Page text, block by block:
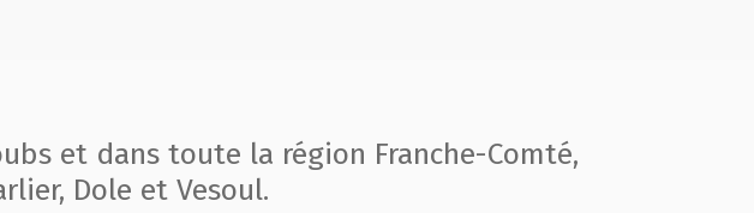
et dans toute la région Franche-Comté,
Dole et Vesoul.